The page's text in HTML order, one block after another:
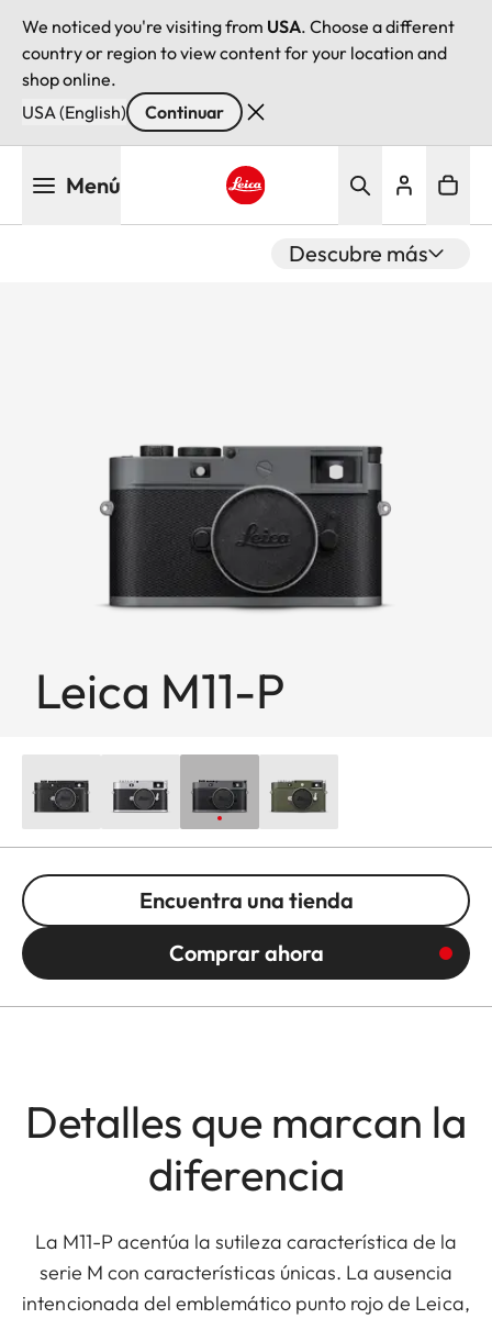
We noticed you're visiting from USA. Choose a different
country or region to view content for your location and
shop online.
USA (English)
Continuar
Menú
Descubre más
Leica M11-P
Encuentra una tienda
Comprar ahora
Detalles que marcan la
diferencia
La M11-P acentúa la sutileza característica de la
serie M con características únicas. La ausencia
intencionada del emblemático punto rojo de Leica,